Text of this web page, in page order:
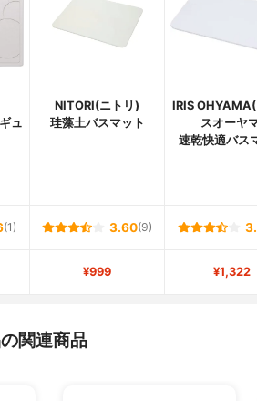
ュ
NITORI(ニトリ)
珪藻土バスマット
IRIS
スオーヤ
速乾快適バス
(1) 3.60(9)
¥999 ¥1,322
関連商品